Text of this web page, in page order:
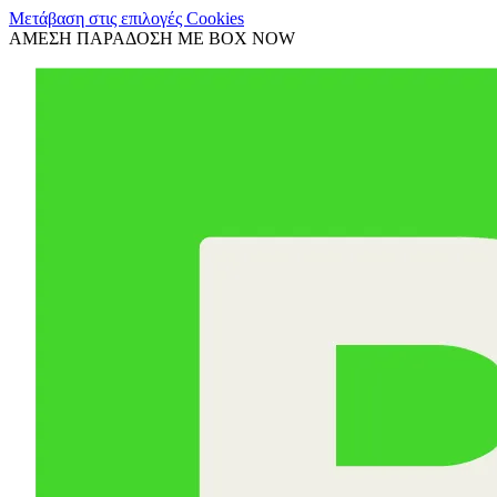
Μετάβαση στις επιλογές Cookies
ΑΜΕΣΗ ΠΑΡΑΔΟΣΗ ΜΕ BOX NOW